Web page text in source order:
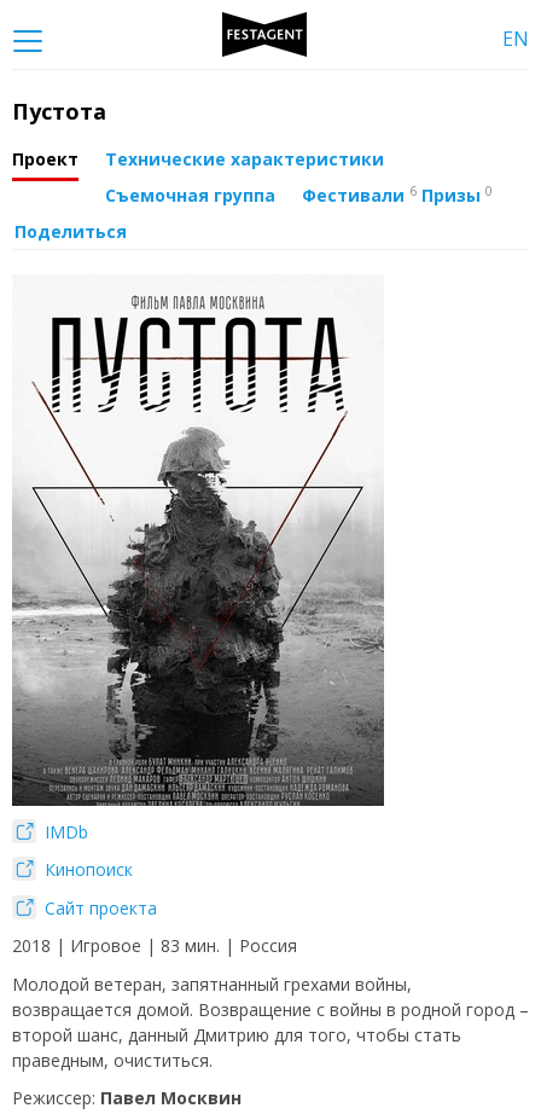
EN
Пустота
Проект
Технические характеристики
Съемочная группа
Фестивали 6 Призы 0
Поделиться
IMDb
Кинопоиск
Сайт проекта
2018 | Игровое | 83 мин. | Россия
Молодой ветеран, запятнанный грехами войны,
возвращается домой. Возвращение с войны в родной город –
второй шанс, данный Дмитрию для того, чтобы стать
праведным, очиститься.
Режиссер: Павел Москвин